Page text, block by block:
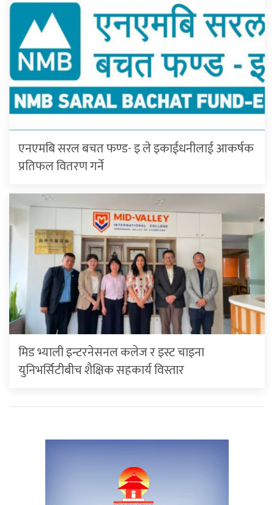
एनएमबि सरल बचत फण्ड- इ ले इकाईधनीलाई आकर्षक
प्रतिफल वितरण गर्ने
मिड भ्याली इन्टरनेसनल कलेज र इस्ट चाइना
युनिभर्सिटीबीच शैक्षिक सहकार्य विस्तार